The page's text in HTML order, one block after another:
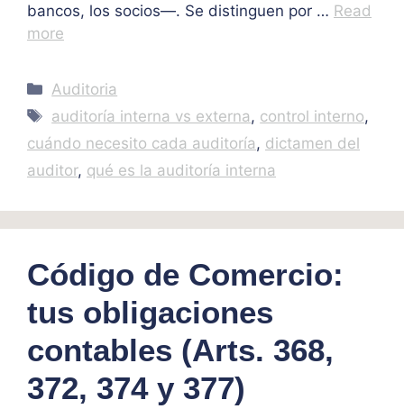
bancos, los socios—. Se distinguen por … Read
more
Categories
Auditoria
Tags
auditoría interna vs externa, control interno,
cuándo necesito cada auditoría, dictamen del
auditor, qué es la auditoría interna
Código de Comercio:
tus obligaciones
contables (Arts. 368,
372, 374 y 377)